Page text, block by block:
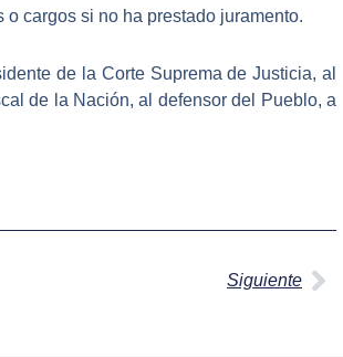
cargos si no ha prestado juramento.
de la Corte Suprema de Justicia, al
de la Nación, al defensor del Pueblo, a
Siguiente